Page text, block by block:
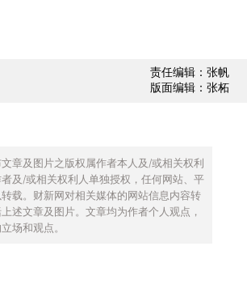
责任编辑：张帆
版面编辑：张柘
章及图片之版权属作者本人及/或相关权利
及/或相关权利人单独授权，任何网站、平
载。财新网对相关媒体的网站信息内容转
述文章及图片。文章均为作者个人观点，
场和观点。